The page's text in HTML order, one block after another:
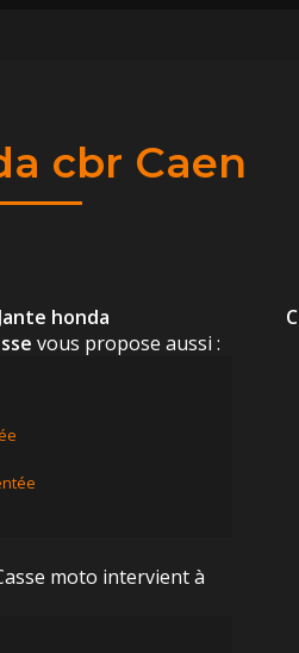
cbr Caen
Jante honda
vous propose aussi :
moto intervient à